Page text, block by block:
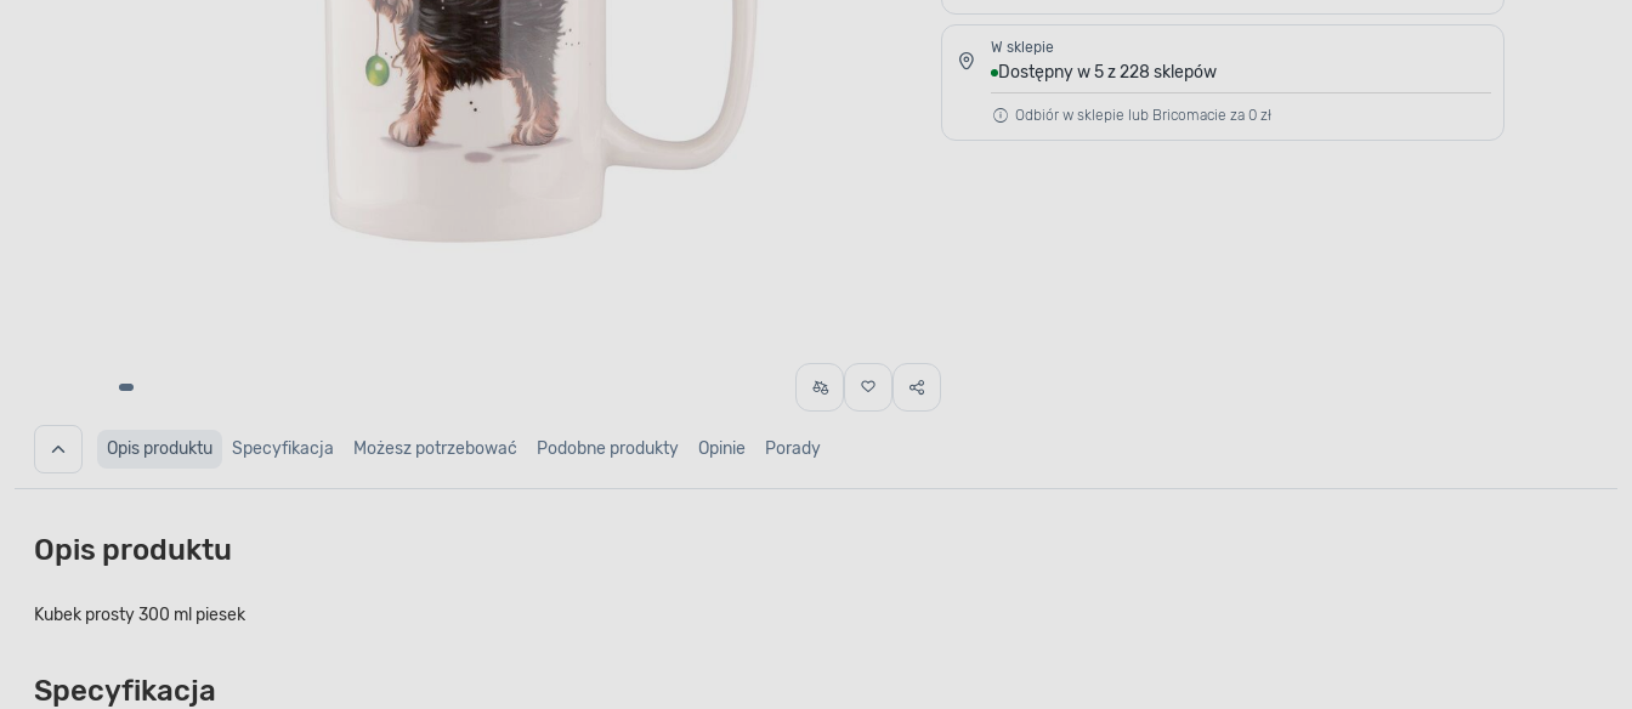
W sklepie
Dostępny w 5 z 228 sklepów
Odbiór w sklepie lub Bricomacie za 0 zł
Opis produktu Specyfikacja Możesz potrzebować Podobne produkty Opinie Porady
Opis produktu
Kubek prosty 300 ml piesek
Specyfikacja